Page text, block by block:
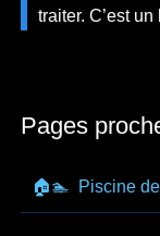
traiter. C’est
Pages
🏠🏊 Piscine